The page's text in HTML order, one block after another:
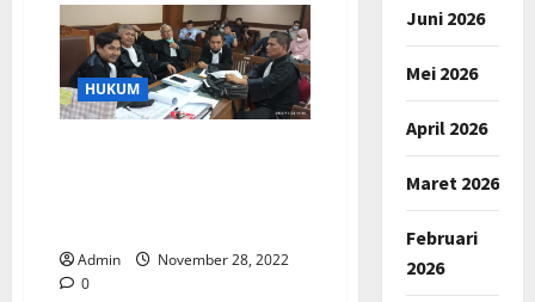
Olly
Dondokambey
Mendukung
Bersatunya
KKK
HUKUM
Admin
November 28, 2022
0
Juni 2026
Mei 2026
April 2026
Maret 2026
Februari
2026